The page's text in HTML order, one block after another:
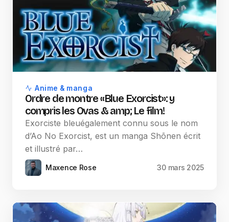
Anime & manga
Ordre de montre «Blue Exorcist»: y
compris les Ovas & amp; Le film!
Exorciste bleuégalement connu sous le nom
d’Ao No Exorcist, est un manga Shōnen écrit
et illustré par…
Maxence Rose 30 mars 2025